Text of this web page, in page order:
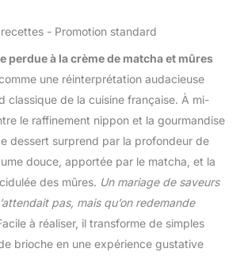
perdue à la crème de matcha et mûres
une réinterprétation audacieuse
classique de la cuisine française. À mi-
le raffinement nippon et la gourmandise
dessert surprend par la profondeur de
douce, apportée par le matcha, et la
des mûres. Un mariage de saveurs
pas, mais qu’on redemande
à réaliser, il transforme de simples
brioche en une expérience gustative